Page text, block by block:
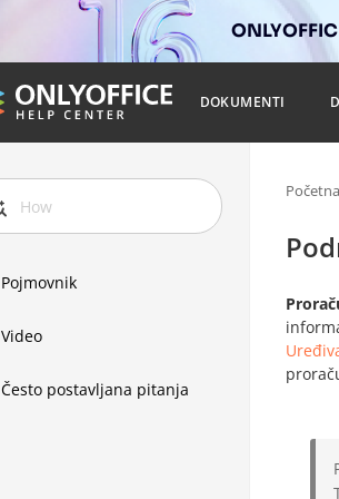
DOKUMENTI
Pojmovnik
Video
Često postavljana pitanja
Početna